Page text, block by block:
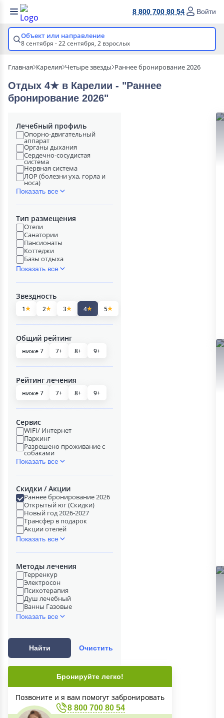
8 800 700 80 54 Войти
Объект или направление
8 сентября - 22 сентября, 2 взрослых
Главная Карелия Четыре звезды Раннее бронирование 2026
Отдых 4★ в Карелии - "Раннее
бронирование 2026"
Лечебный профиль
Опорно-двигательный
аппарат
Органы дыхания
Сердечно-сосудистая
система
Нервная система
ЛОР (болезни уха, горла и
носа)
Показать все
Тип размещения
Отели
Санатории
Пансионаты
Коттеджи
Базы отдыха
Показать все
Звездность
1 2 3 4 5
Общий рейтинг
ниже 7 7+ 8+ 9+
Рейтинг лечения
ниже 7 7+ 8+ 9+
Сервис
WIFI/ Интернет
Паркинг
Разрешено проживание с
собаками
Показать все
Скидки / Акции
Раннее бронирование 2026
Открытый юг (Скидки)
Новый год 2026-2027
Трансфер в подарок
Акции отелей
Показать все
Методы лечения
Терренкур
Электросон
Психотерапия
Душ лечебный
Ванны Газовые
Показать все
Найти Очистить
Бронируйте легко!
Позвоните и я вам помогут забронировать
8 800 700 80 54